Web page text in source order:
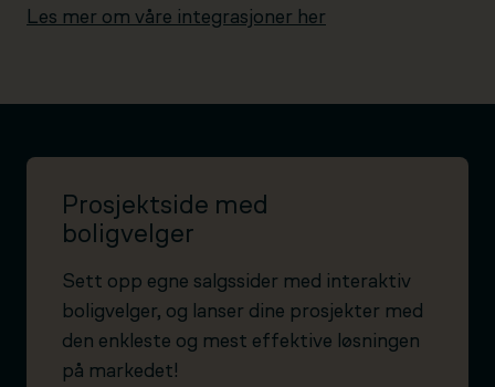
Les mer om våre integrasjoner her
Prosjektside med
boligvelger
Sett opp egne salgssider med interaktiv
boligvelger, og lanser dine prosjekter med
den enkleste og mest effektive løsningen
på markedet!